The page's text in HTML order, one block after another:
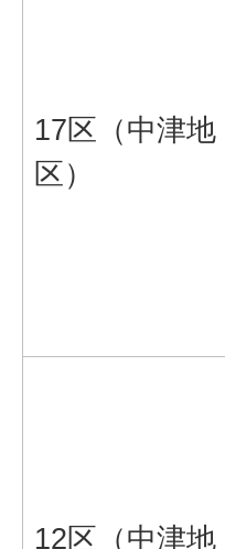
17区（中津地
区）
12区（中津地